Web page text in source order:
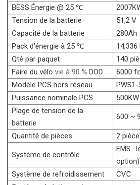
BESS Énergie @ 25 ℃
Tension de la batterie
51,2 V
Capacité de la batterie
280Ah
Pack d'énergie à 25 ℃
14,336
Qté par paquet
140
Faire du vélo vie à 90 % DOD
6000
Modèle PCS hors réseau
Puissance nominale PCS
500KW
Plage de tension de la
batterie
600 ~
Quantité de pièces 2
Système de contrôle
EMS
option)
Système de refroidissement
CVC